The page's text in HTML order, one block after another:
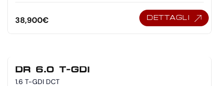
38,900€ DETTAGLI
DR 6.0 T-GDI
1.6 T-GDI DCT